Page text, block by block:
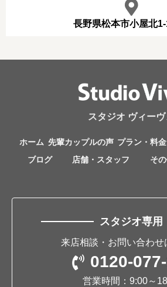
長野県松本市小屋北
スタジオ ヴィーヴ
ホーム 先輩カップルの声 プラン・料金
ブログ
店舗・スタッフ そ
スタジオ専用
来店相談・お問い合わせ
0120-
営業時間：9:00～